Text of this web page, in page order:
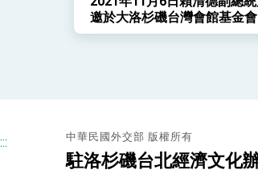
邀於大洛杉磯台灣會館基金會
23週年年會及募款餐會發表
::: 中華民國外交部 版權所有
駐洛杉磯台北經濟文化